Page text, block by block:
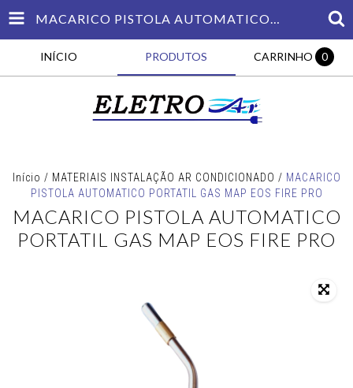
MACARICO PISTOLA AUTOMATICO PORTATIL GAS MAP EOS FIRE PRO
INÍCIO PRODUTOS CARRINHO 0
Início / MATERIAIS INSTALAÇÃO AR CONDICIONADO / MACARICO
PISTOLA AUTOMATICO PORTATIL GAS MAP EOS FIRE PRO
MACARICO PISTOLA AUTOMATICO
PORTATIL GAS MAP EOS FIRE PRO